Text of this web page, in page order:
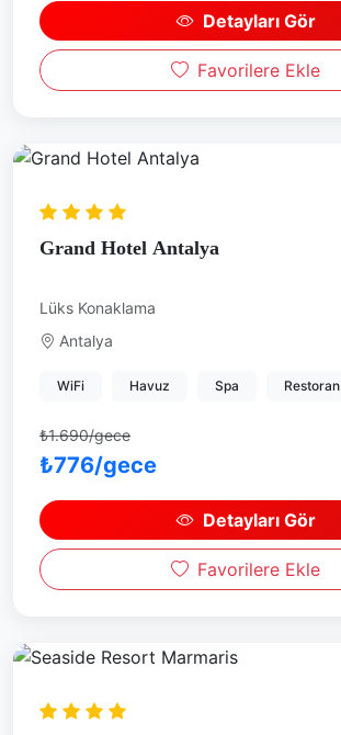
Detayları Gör
Favorilere Ekle
Grand Hotel Antalya
Lüks Konaklama
Antalya
WiFi Havuz Spa Restoran
₺1.690/gece
₺776/gece
Detayları Gör
Favorilere Ekle